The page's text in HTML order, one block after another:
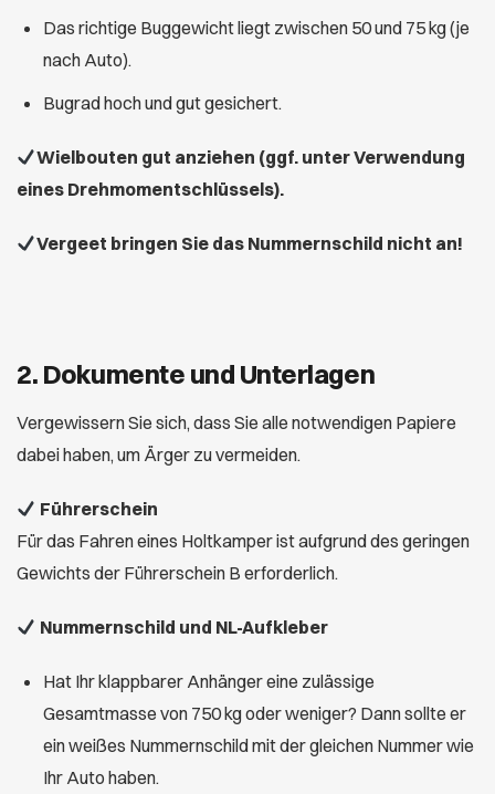
Das richtige Buggewicht liegt zwischen 50 und 75 kg (je
nach Auto).
Bugrad hoch und gut gesichert.
Wielbouten gut anziehen (ggf. unter Verwendung
eines Drehmomentschlüssels).
Vergeet bringen Sie das Nummernschild nicht an!
2. Dokumente und Unterlagen
Vergewissern Sie sich, dass Sie alle notwendigen Papiere
dabei haben, um Ärger zu vermeiden.
Führerschein
Für das Fahren eines Holtkamper ist aufgrund des geringen
Gewichts der Führerschein B erforderlich.
Nummernschild und NL-Aufkleber
Hat Ihr klappbarer Anhänger eine zulässige
Gesamtmasse von 750 kg oder weniger? Dann sollte er
ein weißes Nummernschild mit der gleichen Nummer wie
Ihr Auto haben.